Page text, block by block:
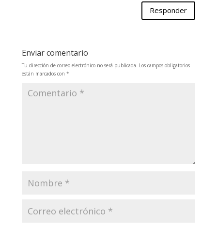
Responder
Enviar comentario
Tu dirección de correo electrónico no será publicada. Los campos obligatorios
están marcados con *